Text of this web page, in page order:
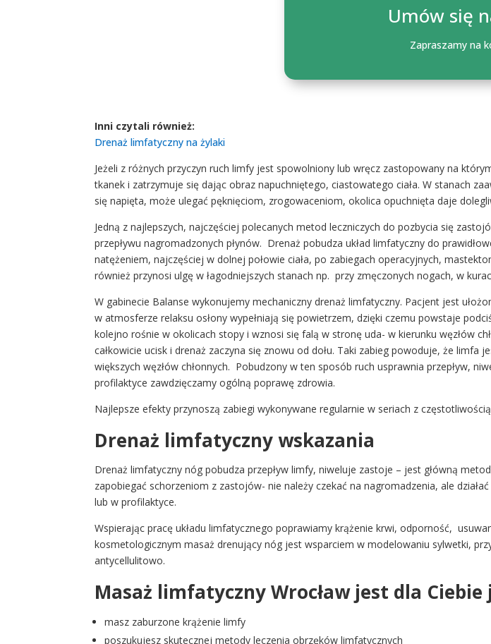
Umów się
Zapraszamy na
Inni czytali również:
Drenaż limfatyczny na żylaki
Jeżeli z różnych przyczyn ruch limfy jest spowolniony lub wręcz zastopowany na
tkanek i zatrzymuje się dając obraz napuchniętego, ciastowatego ciała. W stanach
się napięta, może ulegać pęknięciom, zrogowaceniom, okolica opuchnięta daje
Jedną z najlepszych, najczęściej polecanych metod leczniczych do pozbycia się
przepływu nagromadzonych płynów. Drenaż pobudza układ limfatyczny do
natężeniem, najczęściej w dolnej połowie ciała, po zabiegach operacyjnych,
również przynosi ulgę w łagodniejszych stanach np. przy zmęczonych nogach, w
W gabinecie Balanse wykonujemy mechaniczny drenaż limfatyczny. Pacjent jest
w atmosferze relaksu osłony wypełniają się powietrzem, dzięki czemu powstaje
kolejno rośnie w okolicach stopy i wznosi się falą w stronę uda- w kierunku węzłów
całkowicie ucisk i drenaż zaczyna się znowu od dołu. Taki zabieg powoduje, że
większych węzłów chłonnych. Pobudzony w ten sposób ruch usprawnia przepływ,
profilaktyce zawdzięczamy ogólną poprawę zdrowia.
Najlepsze efekty przynoszą zabiegi wykonywane regularnie w seriach z
Drenaż limfatyczny wskazania
Drenaż limfatyczny nóg pobudza przepływ limfy, niweluje zastoje – jest główną
zapobiegać schorzeniom z zastojów- nie należy czekać na nagromadzenia, ale
lub w profilaktyce.
Wspierając pracę układu limfatycznego poprawiamy krążenie krwi, odporność,
kosmetologicznym masaż drenujący nóg jest wsparciem w modelowaniu sylwetki,
antycellulitowo.
Masaż limfatyczny Wrocław jest dla Ciebie
masz zaburzone krążenie limfy
poszukujesz skutecznej metody leczenia obrzęków limfatycznych